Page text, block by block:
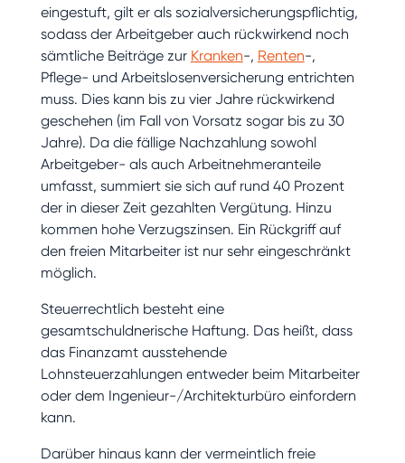
eingestuft, gilt er als sozialversicherungspflichtig,
sodass der Arbeitgeber auch rückwirkend noch
sämtliche Beiträge zur Kranken-, Renten-,
Pflege- und Arbeitslosenversicherung entrichten
muss. Dies kann bis zu vier Jahre rückwirkend
geschehen (im Fall von Vorsatz sogar bis zu 30
Jahre). Da die fällige Nachzahlung sowohl
Arbeitgeber- als auch Arbeitnehmeranteile
umfasst, summiert sie sich auf rund 40 Prozent
der in dieser Zeit gezahlten Vergütung. Hinzu
kommen hohe Verzugszinsen. Ein Rückgriff auf
den freien Mitarbeiter ist nur sehr eingeschränkt
möglich.
Steuerrechtlich besteht eine
gesamtschuldnerische Haftung. Das heißt, dass
das Finanzamt ausstehende
Lohnsteuerzahlungen entweder beim Mitarbeiter
oder dem Ingenieur-/Architekturbüro einfordern
kann.
Darüber hinaus kann der vermeintlich freie